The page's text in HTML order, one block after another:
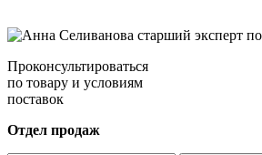
Проконсультироваться
по товару и условиям
поставок
Отдел продаж